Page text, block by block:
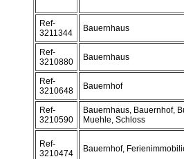
Ref-
3211344
Bauernhaus
Ref-
3210880
Bauernhaus
Ref-
3210648
Bauernhof
Ref-
3210590
Bauernhaus, Bauernhof,
Muehle, Schloss
Ref-
3210474
Bauernhof,